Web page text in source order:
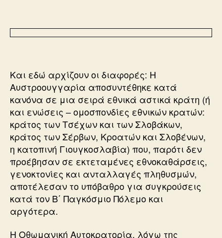
Και εδώ αρχίζουν οι διαφορές: Η
Αυστροουγγαρία αποσυντέθηκε κατά
κανόνα σε μια σειρά εθνικά αστικά κράτη (ή
και ενώσεις – ομοσπονδίες εθνικών κρατών:
κράτος των Τσέχων και των Σλοβάκων,
κράτος των Σέρβων, Κροατών και Σλοβένων,
η κατοπινή Γιουγκοσλαβία) που, παρότι δεν
προέβησαν σε εκτεταμένες εθνοκαθάρσεις,
γενοκτονίες και ανταλλαγές πληθυσμών,
αποτέλεσαν το υπόβαθρο για συγκρούσεις
κατά τον Β΄ Παγκόσμιο Πόλεμο και
αργότερα.
Η Οθωμανική Αυτοκρατορία, λόγω της